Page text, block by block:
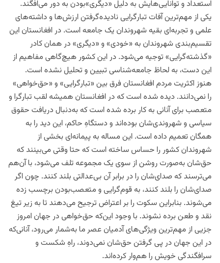
استعداد و توانایی‌هایش به دلیل «دیگری»‌بودن به دور می‌افگند.
یکی از مهم‌ترین آفات تبارگرایی نا‌دیده‌گرفتن ارزش‌ها و داشته‌های
علمی و تجربه‌ای بقیه شهروندان یک جامعه است. در افغانستان این
تقسیم‌بندی شهروندان به «خودی» و «دیگری» در‌‌ همان کادر
«گذشته‌گرایی» توجیه می‌شود. در این کشور هیچ‌گاهی مفاهیم از
این دست، به لحاظ جامعه‌شناسی تبیین و تحلیل نشده است.
هنوز اکثریت مردم افغانستان فرق بین «تبارگرایی» و «حق‌خواهی»
را نمی‌‎دانند. دیده شده است که در افغانستان همیشه لقب تبارگرا و
متعصب برای آنانی به کار برده شده است که به‌دنبال دریافت حقوق
سیاسی و شهروندی‌شان بوده‌اند و دستگاهِ حاکم، این دید را به
همگان تعمیم داده است. این مساله به پیمانه‌ای بخشی از
شهروندان کشور را حساس ساخته است که حتا وقتی می‌بینند که
حق‌شان به‌صورت روشن از سوی یک مجموعه تلف می‌شود، با آن‌هم
می‌ترسند که صدای‌شان را در برابر آن بی‌عدالتی بلند کنند. چون اگر
صدای‌شان را بلند کنند، به قوم‌گرایی و متعصب‌بودن برچسب زده
می‌شوند. بنابراین سکوت را بر اعتراض ترجیح می‌دهند تا به زیر تیغ
نقد و طعن برده نشوند. با وجود این‌که حق‌خواهی در جهان امروز
جزیی از مهم‌ترین ویژگی‌های آدمیان عصر ما به‌شمار می‌رود، آنانی‌که
در این جهان در پی گرفتن حق‌شان نمی‌دوند، راهِ شکست و
سرافگندگی خویش را هم‌وار کرده‌اند.